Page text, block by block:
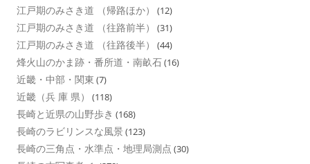
江戸期のみさき道 （帰路ほか） (12)
江戸期のみさき道 （往路前半） (31)
江戸期のみさき道 （往路後半） (44)
烽火山のかま跡・番所道・南畝石(16)
近畿・中部・関東 (7)
近畿（兵 庫 県） (118)
長崎と近県の山野歩き (168)
長崎のラビリンスな風景 (123)
長崎の三角点・水準点・地理局測点 (30)